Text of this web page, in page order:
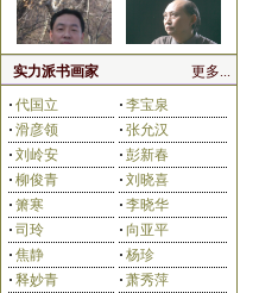
田占峰 王长水
更多...
实力派书画家
· 代国立 · 李宝泉
· 滑彦领 · 张允汉
· 刘岭安 · 彭新春
· 柳俊青 · 刘晓喜
· 箫寒 · 李晓华
· 司玲 · 向亚平
· 焦静 · 杨珍
· 释妙青 · 萧秀萍